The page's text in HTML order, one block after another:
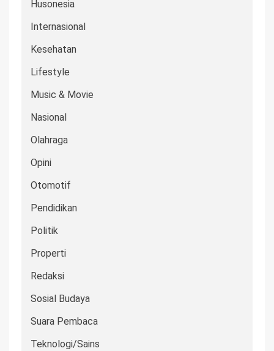
Husonesia
Internasional
Kesehatan
Lifestyle
Music & Movie
Nasional
Olahraga
Opini
Otomotif
Pendidikan
Politik
Properti
Redaksi
Sosial Budaya
Suara Pembaca
Teknologi/Sains